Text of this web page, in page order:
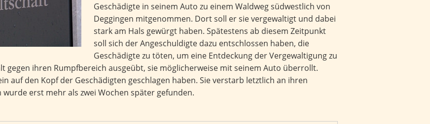
Geschädigte in seinem Auto zu einem Waldweg südwestlich von
Deggingen mitgenommen. Dort soll er sie vergewaltigt und dabei
stark am Hals gewürgt haben. Spätestens ab diesem Zeitpunkt
soll sich der Angeschuldigte dazu entschlossen haben, die
Geschädigte zu töten, um eine Entdeckung der Vergewaltigung zu
gegen ihren Rumpfbereich ausgeübt, sie möglicherweise mit seinem Auto überrollt.
auf den Kopf der Geschädigten geschlagen haben. Sie verstarb letztlich an ihren
erst mehr als zwei Wochen später gefunden.